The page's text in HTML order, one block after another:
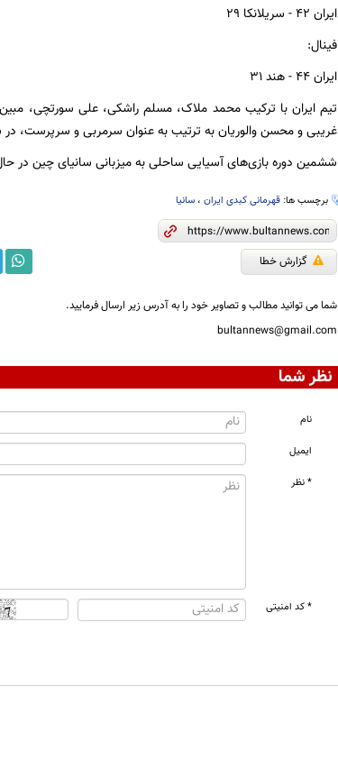
ایران ۴۲ - سریلانکا ۲۹
فینال:
ایران ۴۴ - هند ۳۱
تیم ایران با ترکیب محمد ملاک، مسلم راشکی، علی سورتچی،
غریبی و محسن والوریان به ترتیب به عنوان سرمربی و سرپرست،
ششمین دوره بازی‌های آسیایی ساحلی به میزبانی سانیای چین در
برچسب ها: قهرمانی کبدی ایران، سانیا
گزارش خطا
شما می توانید مطالب و تصاویر خود را به آدرس زیر ارسال فرمایید.
bultannews@gmail.com
نظر شما
نام
ایمیل
* نظر
* کد امنیتی